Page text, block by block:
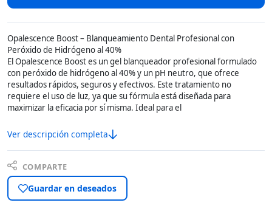
Opalescence Boost – Blanqueamiento Dental Profesional con
Peróxido de Hidrógeno al 40%
El Opalescence Boost es un gel blanqueador profesional formulado
con peróxido de hidrógeno al 40% y un pH neutro, que ofrece
resultados rápidos, seguros y efectivos. Este tratamiento no
requiere el uso de luz, ya que su fórmula está diseñada para
maximizar la eficacia por sí misma. Ideal para el
Ver descripción completa
COMPARTE
Guardar en deseados